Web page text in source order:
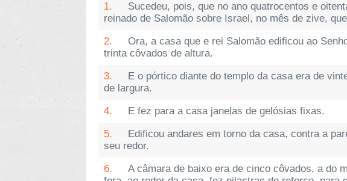
1.
Sucedeu, pois, que no ano quatrocentos e
reinado de Salomão sobre Israel, no mês de zive,
2.
Ora, a casa que e rei Salomão edificou ao
trinta côvados de altura.
3.
E o pórtico diante do templo da casa era de
de largura.
4.
E fez para a casa janelas de gelósias fixas.
5.
Edificou andares em torno da casa, contra a
seu redor.
6.
A câmara de baixo era de cinco côvados, a do